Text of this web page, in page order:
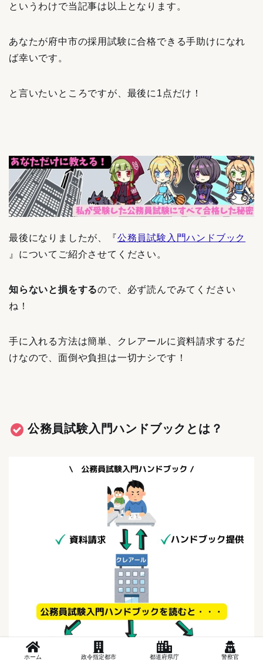
というわけで当記事は以上となります。
あなたが府中市の採用試験に合格できる手助けになれ
ば幸いです。
と言いたいところですが、最後に1点だけ！
最後になりましたが、『公務員試験入門ハンドブック
』についてご紹介させてください。
知らないと損をするので、必ず読んでみてください
ね！
手に入れる方法は簡単、クレアールに資料請求するだ
けなので、面倒や負担は一切ナシです！
公務員試験入門ハンドブックとは？
ホーム 政令指定都市 都道府県庁 警察官